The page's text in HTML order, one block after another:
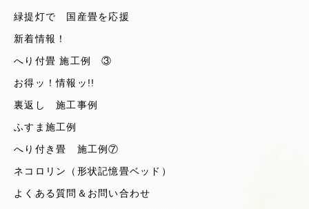
緑提灯で 国産畳を応援
新着情報！
へり付畳 施工例 ③
お得ッ！情報ッ!!
裏返し 施工事例
ふすま施工例
へり付き畳 施工例⑦
ネコロリン（形状記憶畳ベッド）
よくある質問＆お問い合わせ